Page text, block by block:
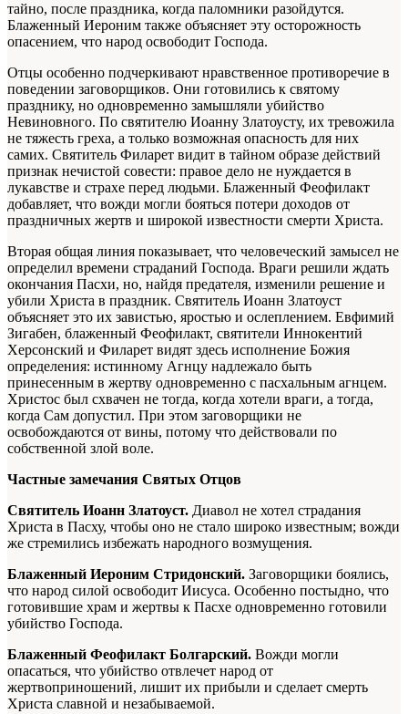
тайно, после праздника, когда паломники разойдутся.
Блаженный Иероним также объясняет эту осторожность
опасением, что народ освободит Господа.
Отцы особенно подчеркивают нравственное противоречие в
поведении заговорщиков. Они готовились к святому
празднику, но одновременно замышляли убийство
Невиновного. По святителю Иоанну Златоусту, их тревожила
не тяжесть греха, а только возможная опасность для них
самих. Святитель Филарет видит в тайном образе действий
признак нечистой совести: правое дело не нуждается в
лукавстве и страхе перед людьми. Блаженный Феофилакт
добавляет, что вожди могли бояться потери доходов от
праздничных жертв и широкой известности смерти Христа.
Вторая общая линия показывает, что человеческий замысел не
определил времени страданий Господа. Враги решили ждать
окончания Пасхи, но, найдя предателя, изменили решение и
убили Христа в праздник. Святитель Иоанн Златоуст
объясняет это их завистью, яростью и ослеплением. Евфимий
Зигабен, блаженный Феофилакт, святители Иннокентий
Херсонский и Филарет видят здесь исполнение Божия
определения: истинному Агнцу надлежало быть
принесенным в жертву одновременно с пасхальным агнцем.
Христос был схвачен не тогда, когда хотели враги, а тогда,
когда Сам допустил. При этом заговорщики не
освобождаются от вины, потому что действовали по
собственной злой воле.
Частные замечания Святых Отцов
Святитель Иоанн Златоуст. Диавол не хотел страдания
Христа в Пасху, чтобы оно не стало широко известным; вожди
же стремились избежать народного возмущения.
Блаженный Иероним Стридонский. Заговорщики боялись,
что народ силой освободит Иисуса. Особенно постыдно, что
готовившие храм и жертвы к Пасхе одновременно готовили
убийство Господа.
Блаженный Феофилакт Болгарский. Вожди могли
опасаться, что убийство отвлечет народ от
жертвоприношений, лишит их прибыли и сделает смерть
Христа славной и незабываемой.